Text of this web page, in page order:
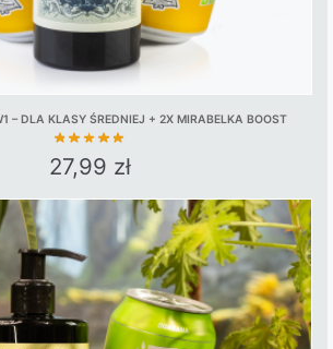
– DLA KLASY ŚREDNIEJ + 2X MIRABELKA BOOST
27,99 zł